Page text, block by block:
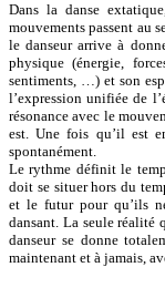
Dans la danse
mouvements passent au
le danseur arrive à
physique (énergie,
sentiments, …) et son
l’expression unifiée de
résonance avec le
est. Une fois qu’il est
spontanément.
Le rythme définit le
doit se situer hors du
et le futur pour qu’ils
dansant. La seule réalité
danseur se donne
maintenant et à jamais,